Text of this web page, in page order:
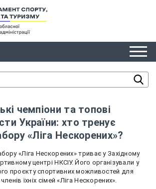
чемпіони та топові
України: хто тренує
«Ліга Нескорених»?
«Ліга Нескорених» триває у Західному
центрі НКСІУ. Його організували у
проєкту спортивних можливостей для
їхніх сімей «Ліга Нескорених».